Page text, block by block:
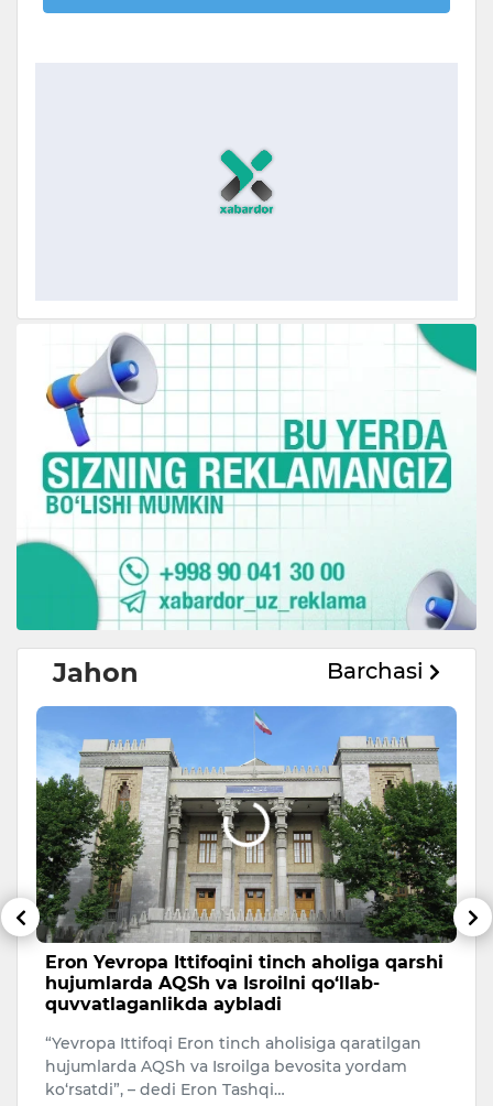
Jahon Barchasi
Eron Yevropa Ittifoqini tinch aholiga qarshi
hujumlarda AQSh va Isroilni qo‘llab-
quvvatlaganlikda aybladi
“Yevropa Ittifoqi Eron tinch aholisiga qaratilgan
hujumlarda AQSh va Isroilga bevosita yordam
ko‘rsatdi”, – dedi Eron Tashqi…